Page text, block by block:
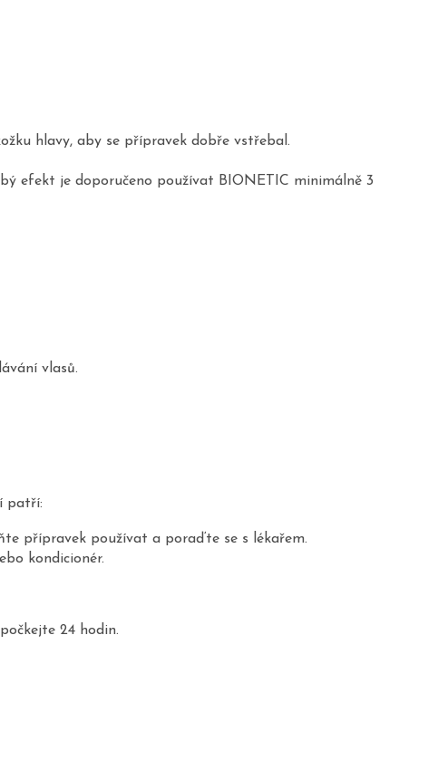
hlavy, aby se přípravek dobře vstřebal.
efekt je doporučeno používat BIONETIC minimálně 3
vlasů.
patří:
přípravek používat a poraďte se s lékařem.
kondicionér.
24 hodin.